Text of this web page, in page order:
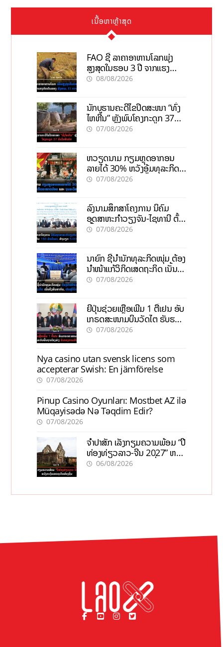
ເນື້ອຫາຫຼ້າສຸດ
FAO ຊີ້ ລາຄາອາຫານໂລກພຸ່ງ
ສູງສຸດໃນຮອບ 3 ປີ ຈາກແຮງ
ກົດດັນຂອງສົງຄາມ, El nino
08/08/2026
ນັກບູຮານຄະດີໄຂປິດສະໜາ “ທົ່ງ
ໄຫຫີນ” ຫຼັງພົບໂຄງກະດູກ 37
ຄົນໃນຫີນຍັກ
07/08/2026
ຫວຽດນາມ ກຽມຫຼຸດອາກອນ
ລາຍໄດ້ 30% ຫວັງອູ້ມທຸລະກິດ
ຂະໜາດນ້ອຍ ແລະ ຈຸນລະ
07/08/2026
ລົງນາມສຶກສາໂຄງການ ນິຄົມ
ອຸດສາຫະກຳວຽງຈັນ-ໄຊທານີ ຕັ້ງ
ເປົ້າດຶງທຶນ 150 ລ້ານໂດລາ, ສ້າງ
07/08/2026
ນາຍົກ ຊີ້ນຳນັກທຸລະກິດໜຸ່ມ ຕ້ອງ
ນຳໜ້າແກ້ວິກິດເສດຖະກິດ ເນັ້ນດຶງ
ທຶນສາກົນ, ຫັນສູ່ດິຈິຕອນ
07/08/2026
ຍີ່ປຸ່ນຊ່ວຍເຫຼືອເພີ່ມ 1 ຕື້ເຢນ ອັບ
ເກຣດສະໜາມບິນວັດໄຕ ຮັບຮອງ
ການເຕີບໂຕ
07/08/2026
Nya casino utan svensk licens som
accepterar Swish: En jämförelse
07/08/2026
Pinup Casino Oyunları: Mostbet AZ ilə
Müqayisədə Nə Təqdim Edir?
07/08/2026
ຈຳປາສັກ ເລັ່ງກຽມຄວາມພ້ອມ “ປີ
ທ່ອງທ່ຽວລາວ-ຈີນ 2027” ຫວັງ
ກະຕຸ້ນເສດຖະກິດທ້ອງຖິ່ນ
06/08/2026